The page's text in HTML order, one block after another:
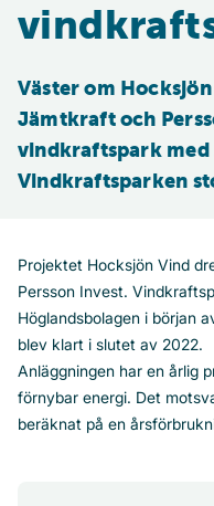
Väster om
Jämtkraft och
vindkraftspark med
Vindkraftsparken
Projektet Hocksjön Vind
Persson Invest.
Höglandsbolagen i början
blev klart i slutet av 2022.
Anläggningen har en årlig
förnybar energi. Det
beräknat på en